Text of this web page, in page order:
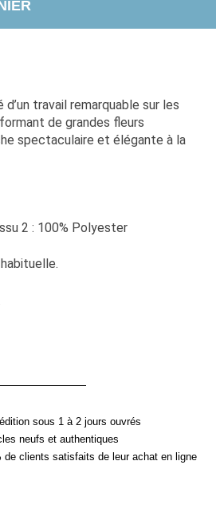
d’un travail remarquable sur les
de grandes fleurs
spectaculaire et élégante à la
2 : 100% Polyester
sous 1 à 2 jours ouvrés
neufs et authentiques
de clients satisfaits de leur achat en ligne